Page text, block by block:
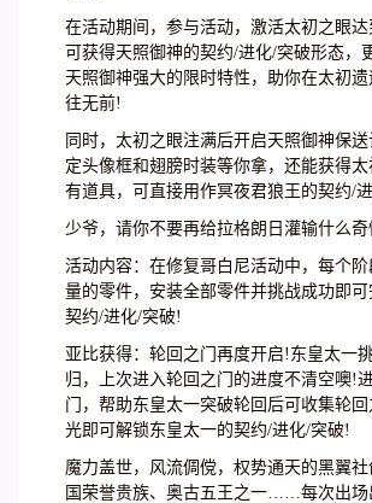
在活动期间，参与活动，激活太初之眼
可获得天照御神的契约/进化/突破形态，
天照御神强大的限时特性，助你在太初
往无前!
同时，太初之眼注满后开启天照御神保
定头像框和翅膀时装等你拿，还能获得
有道具，可直接用作冥夜君狼王的契约/
少爷，请你不要再给拉格朗日灌输什么奇
活动内容：在修复哥白尼活动中，每个
量的零件，安装全部零件并挑战成功即
契约/进化/突破!
亚比获得：轮回之门再度开启!东皇太一
归，上次进入轮回之门的进度不清空噢!
门，帮助东皇太一突破轮回后可收集轮回
光即可解锁东皇太一的契约/进化/突破!
魔力盖世，风流倜傥，权势通天的黑翼
国荣誉贵族、奥古五王之一……每次出场